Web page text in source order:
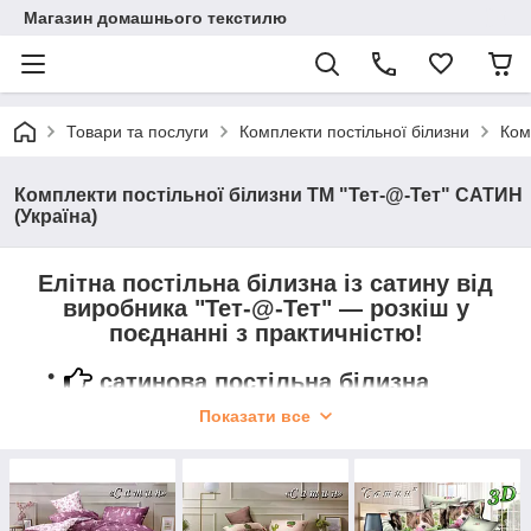
Магазин домашнього текстилю
Товари та послуги Комплекти постільної білизни
Комплекти постільної білизни ТМ "Тет-@-Тет" САТИН
(Україна)
Елітна постільна білизна із сатину від
виробника "Тет-@-Тет" — розкіш у
поєднанні з практичністю!
сатинова постільна білизна
(100% бавовна) від ПРОІЗВОДІТЕЛЯ;
можливість оплати після
отримання товару накладеною
Показати все